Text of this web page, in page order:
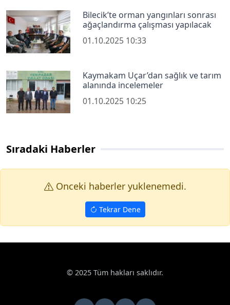
Bilecik’te orman yangınları sonrası
ağaçlandırma çalışması yapılacak
01.10.2025 10:33
Kaymakam Uçar’dan sağlık ve tarım
alanında incelemeler
01.10.2025 10:25
Sıradaki Haberler
Onceki haberler yuklenemedi.
Tekrar Dene
Haberde İnsan Düşüp kolunu kıran çocuğu
hastaneye yetiştirdi